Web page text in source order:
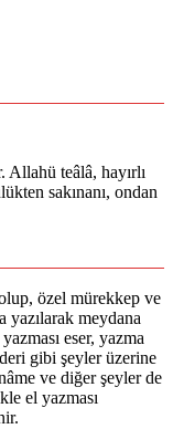
teâlâ, hayırlı
sakınanı, ondan
özel mürekkep ve
yazılarak meydana
eser, yazma
gibi şeyler üzerine
ve diğer şeyler de
el yazması